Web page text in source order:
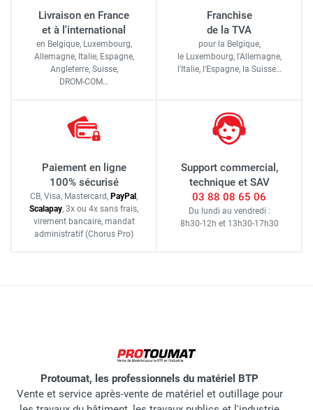
Livraison en France
et à l'international
en Belgique, Luxembourg,
Allemagne, Italie, Espagne,
Angleterre, Suisse,
DROM-COM…
Franchise
de la TVA
pour la Belgique,
le Luxembourg, l'Allemagne,
l'Italie, l'Espagne, la Suisse…
Paiement en ligne
100% sécurisé
CB, Visa, Mastercard, PayPal,
Scalapay, 3x ou 4x sans frais,
virement bancaire, mandat
administratif (Chorus Pro)
Support commercial,
technique et SAV
03 88 08 65 06
Du lundi au vendredi :
8h30-12h et 13h30-17h30
Protoumat, les professionnels du matériel BTP
Vente et service après-vente de matériel et outillage pour